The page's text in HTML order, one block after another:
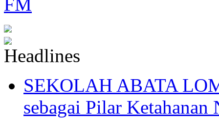
SEKOLAH ABATA
sebagai Pilar Ketahanan